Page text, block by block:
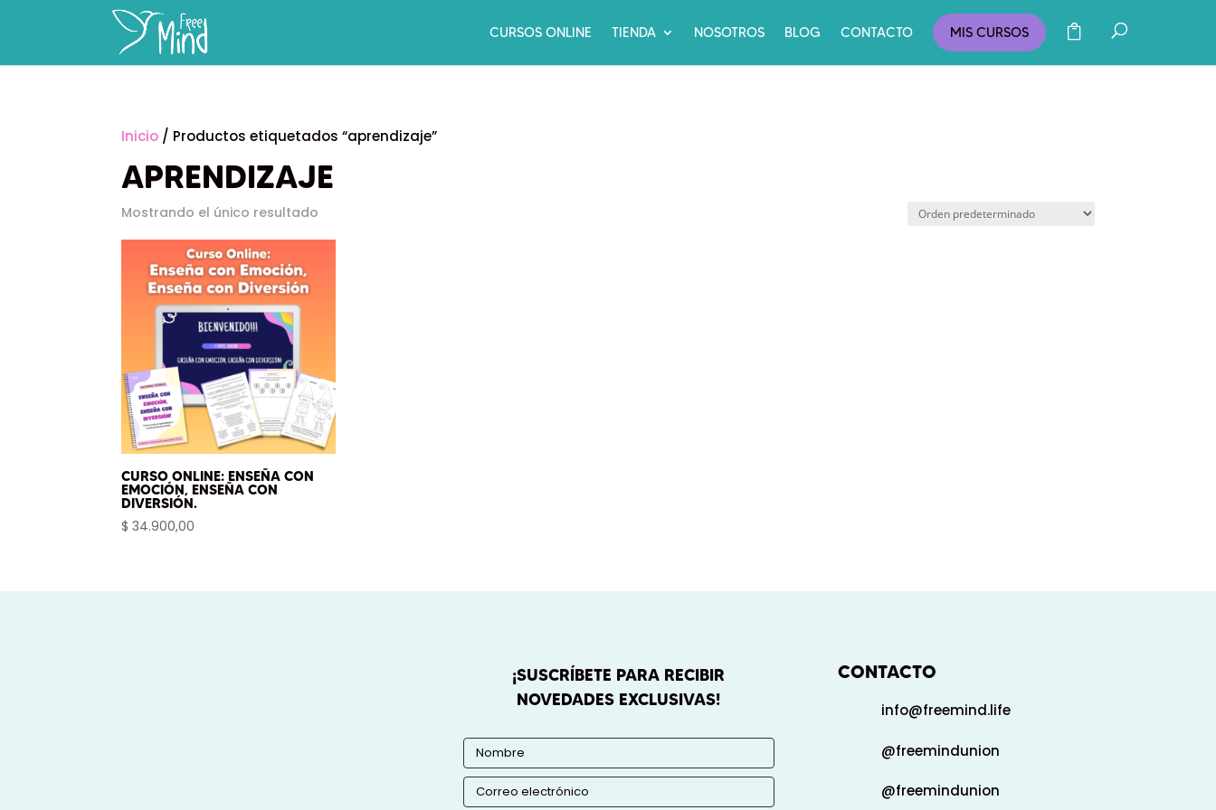
CURSOS ONLINE TIENDA NOSOTROS BLOG CONTACTO MIS CURSOS
Inicio / Productos etiquetados “aprendizaje”
APRENDIZAJE
Mostrando el único resultado
CURSO ONLINE: ENSEÑA CON
EMOCIÓN, ENSEÑA CON
DIVERSIÓN.
$ 34.900,00
¡SUSCRÍBETE PARA RECIBIR
NOVEDADES EXCLUSIVAS!
CONTACTO
info@freemind.life
@freemindunion
@freemindunion